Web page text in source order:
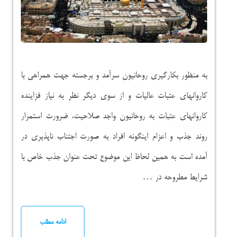
به منظور بکارگیری روحانیون سرآمد و برجسته جهت همراهی با
کاروانهای عتبات عالیات و از سوی دیگر نظر به نیاز فزاینده
کاروانهای عتبات به روحانیون واجد صلاحیت، ضرورت استمرار
روند جذب و اعزام اینگونه افراد به صورت اجتناب ناپذیری در
آمده است به همین لحاظ این موضوع تحت عنوان جذب خاص با
شرایط مطروحه در …
ادامه مطلب